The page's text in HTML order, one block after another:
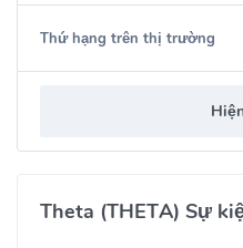
Thứ hạng trên thị trường
Theta (THETA) Sự